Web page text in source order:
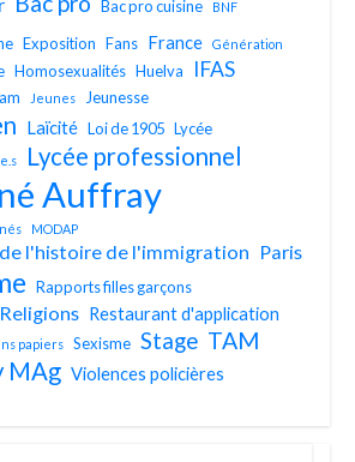
Bac pro cuisine BNF
Exposition Fans France Génération
Homosexualités Huelva
IFAS
Jeunes Jeunesse
Laïcité Loi de 1905 Lycée
Lycée professionnel
Auffray
MODAP
l'histoire de l'immigration Paris
Rapports filles garçons
Religions Restaurant d'application
papiers Sexisme Stage TAM
MAg Violences policières